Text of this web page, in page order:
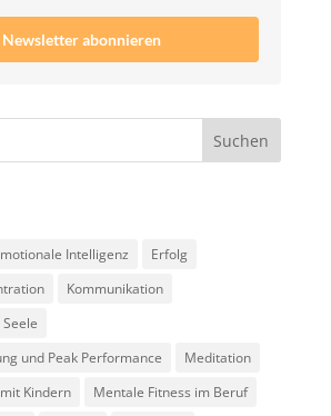
Newsletter abonnieren
Intelligenz
Erfolg
Kommunikation
und Peak Performance
Meditation
Kindern
Mentale Fitness im Beruf